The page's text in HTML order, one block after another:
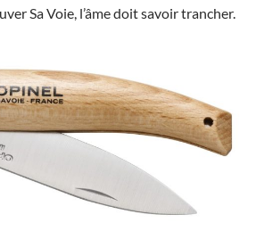
Sa Voie, l’âme doit savoir trancher.